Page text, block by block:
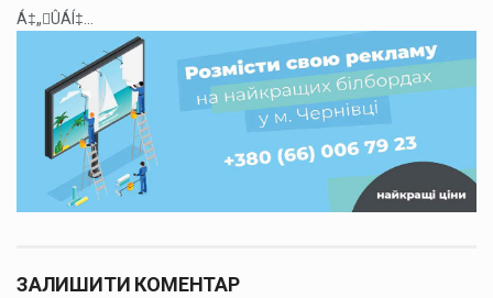
Á‡„ÛÁÍ‡...
ЗАЛИШИТИ КОМЕНТАР